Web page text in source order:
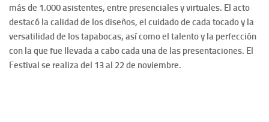
más de 1.000 asistentes, entre presenciales y virtuales. El acto
destacó la calidad de los diseños, el cuidado de cada tocado y la
versatilidad de los tapabocas, así como el talento y la perfección
con la que fue llevada a cabo cada una de las presentaciones. El
Festival se realiza del 13 al 22 de noviembre.